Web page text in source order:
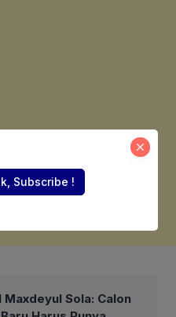
Maxdeyul Sola: Calon
Subscribe !